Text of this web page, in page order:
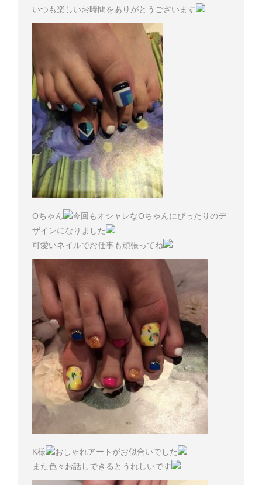
いつも楽しいお時間をありがとうございます
Oちゃん
今回もオシャレなOちゃんにぴったりのデ
ザインになりました
可愛いネイルでお仕事も頑張ってね
K様
おしゃれアートがお似合いでした
また色々お話しできるとうれしいです